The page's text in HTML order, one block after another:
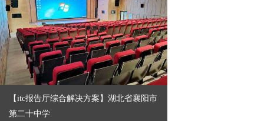
【itc报告厅综合解决方案】湖北省襄阳市
第二十中学